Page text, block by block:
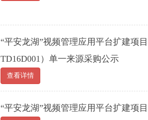
“平安龙湖”视频管理应用平台扩建项
TD16D001）单一来源采购公示
查看详情
“平安龙湖”视频管理应用平台扩建项